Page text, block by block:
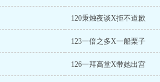
120秉烛夜谈X拒不道歉
123一倍之多X一船栗子
126一拜高堂X带她出宫